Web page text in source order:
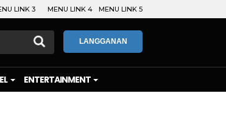
LINK 3 MENU LINK 4 MENU LINK 5
LANGGANAN
ENTERTAINMENT